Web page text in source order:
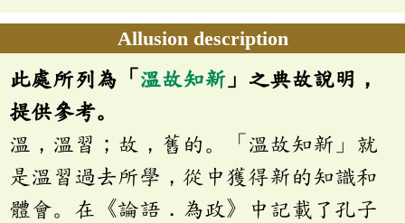
Allusion description
此處所列為「 溫故知新 」之典故說明，
提供參考。
溫，溫習；故，舊的。「溫故知新」就
是溫習過去所學，從中獲得新的知識和
體會。在《論語．為政》中記載了孔子